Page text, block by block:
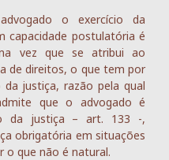
o exercício da
capacidade postulatória é
vez que se atribui ao
de direitos, o que tem por
justiça, razão pela qual
que o advogado é
da justiça – art. 133 -,
obrigatória em situações
o que não é natural.